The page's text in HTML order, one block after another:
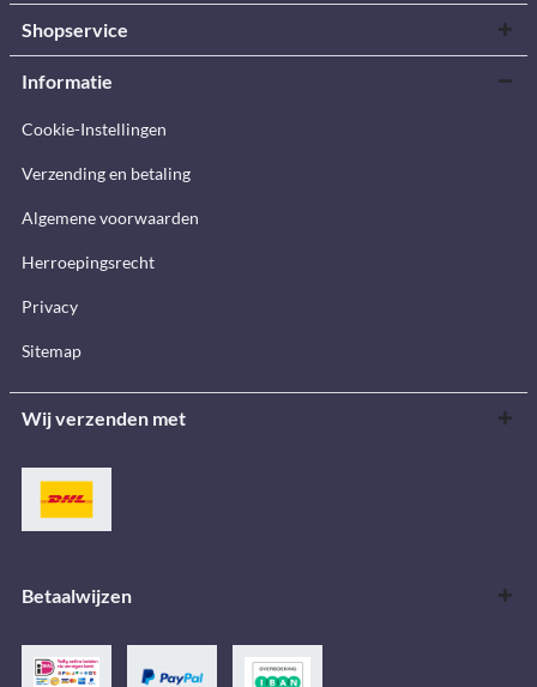
Shopservice
Informatie
Cookie-Instellingen
Verzending en betaling
Algemene voorwaarden
Herroepingsrecht
Privacy
Sitemap
Wij verzenden met
Betaalwijzen